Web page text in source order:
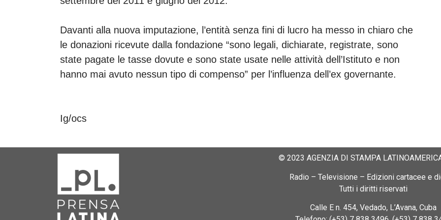
Davanti alla nuova imputazione, l’entità senza fini di lucro ha messo in chiaro che
le donazioni ricevute dalla fondazione “sono legali, dichiarate, registrate, sono
state pagate le tasse dovute e sono state usate nelle attività dell’Istituto e non
hanno mai avuto nessun tipo di compenso” per l’influenza dell’ex governante.
Ig/ocs
© 2023 AGENZIA DI STAMPA
Radio – Televisione – Edizioni cartacee e
Tutti i diritti riservati
Calle E n. 454, Vedado, L’Avana, Cuba